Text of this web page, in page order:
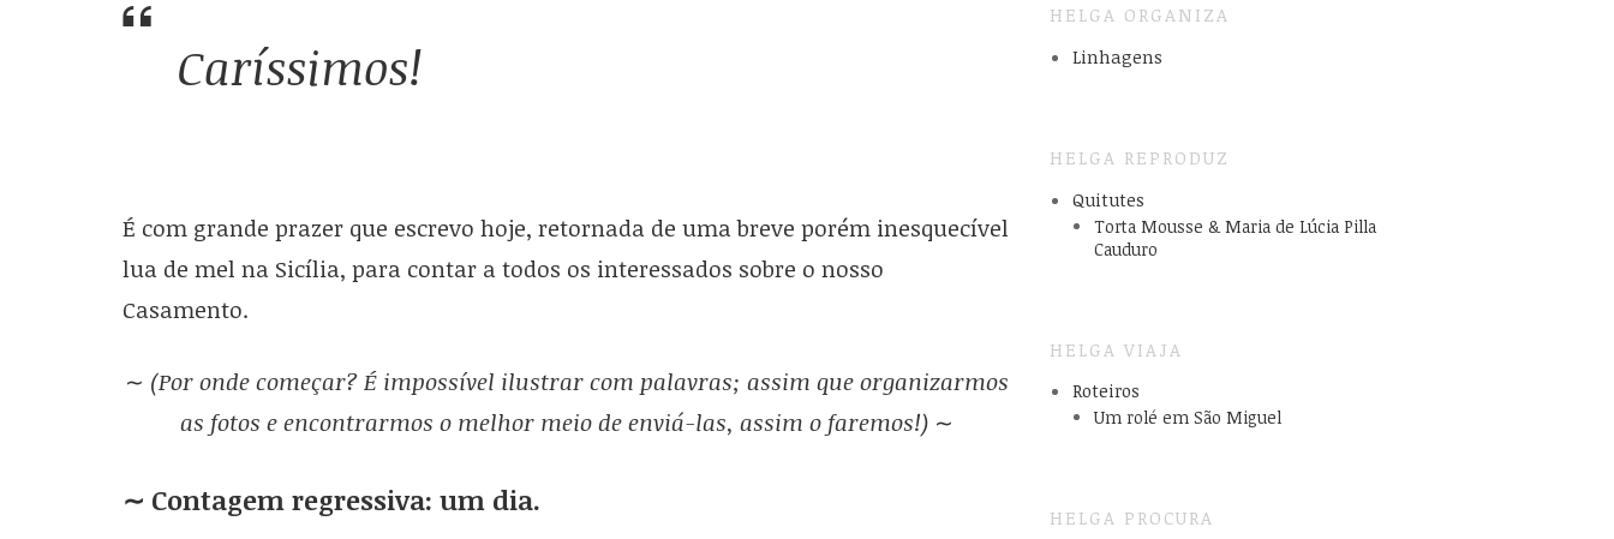
Caríssimos!
É com grande prazer que escrevo hoje, retornada de uma breve porém inesquecível
lua de mel na Sicília, para contar a todos os interessados sobre o nosso
Casamento.
∼ (Por onde começar? É impossível ilustrar com palavras; assim que organizarmos
as fotos e encontrarmos o melhor meio de enviá-las, assim o faremos!) ∼
∼ Contagem regressiva: um dia.
HELGA ORGANIZA
Linhagens
HELGA REPRODUZ
Quitutes
Torta Mousse & Maria de Lúcia Pilla
Cauduro
HELGA VIAJA
Roteiros
Um rolé em São Miguel
HELGA PROCURA